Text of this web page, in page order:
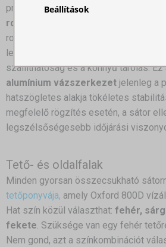
professzionális harmonika típusú
robusztusabb
robusztusságuk ellenére ezek a
legnagyobb előnyeiket, mint a
szállíthatóság és a könnyű tárolás.
alumínium vázszerkezet jelenleg a
hatszögletes alakja tökéletes
megfelelő rögzítés esetén, a sátor
legszélsőségesebb időjárási
Tető- és oldalfalak
Minden gyorsan összecsukható
tetőponyvája, amely Oxford 800D
Hat szín közül választhat: fehér,
fekete. Szüksége van egy fehér
Nem gond, azt a színkombinációt
Beállítások